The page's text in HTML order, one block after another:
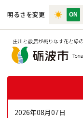
明るさを変更
2026年08月07日